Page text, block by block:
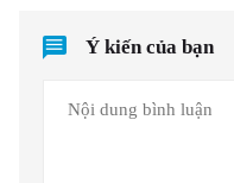
Ý kiến của bạn